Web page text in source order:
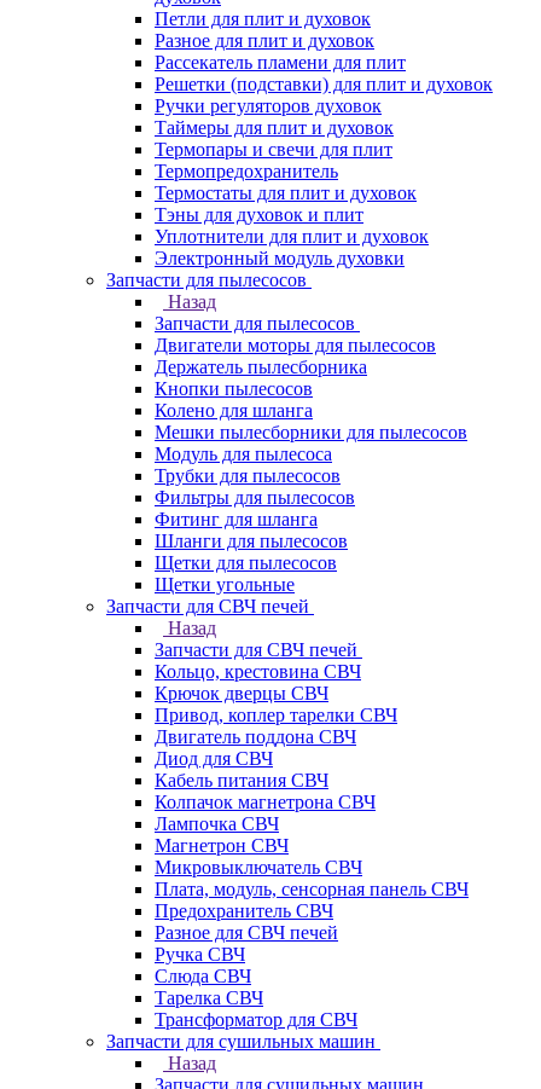
Петли для плит и духовок
Разное для плит и духовок
Рассекатель пламени для плит
Решетки (подставки) для плит и духовок
Ручки регуляторов духовок
Таймеры для плит и духовок
Термопары и свечи для плит
Термопредохранитель
Термостаты для плит и духовок
Тэны для духовок и плит
Уплотнители для плит и духовок
Электронный модуль духовки
Запчасти для пылесосов
Назад
Запчасти для пылесосов
Двигатели моторы для пылесосов
Держатель пылесборника
Кнопки пылесосов
Колено для шланга
Мешки пылесборники для пылесосов
Модуль для пылесоса
Трубки для пылесосов
Фильтры для пылесосов
Фитинг для шланга
Шланги для пылесосов
Щетки для пылесосов
Щетки угольные
Запчасти для СВЧ печей
Назад
Запчасти для СВЧ печей
Кольцо, крестовина СВЧ
Крючок дверцы СВЧ
Привод, коплер тарелки СВЧ
Двигатель поддона СВЧ
Диод для СВЧ
Кабель питания СВЧ
Колпачок магнетрона СВЧ
Лампочка СВЧ
Магнетрон СВЧ
Микровыключатель СВЧ
Плата, модуль, сенсорная панель СВЧ
Предохранитель СВЧ
Разное для СВЧ печей
Ручка СВЧ
Слюда СВЧ
Тарелка СВЧ
Трансформатор для СВЧ
Запчасти для сушильных машин
Назад
Запчасти для сушильных машин